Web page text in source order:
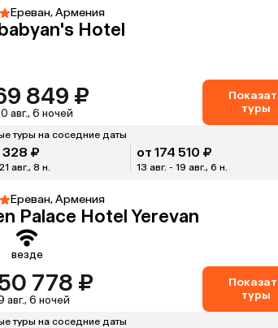
Ереван, Армения
Hotel
849 ₽
авг., 6 ночей
туры
туры на соседние даты
328 ₽
авг., 8 н.
от 174 510 ₽
13 авг. - 19 авг., 6 н.
Ереван, Армения
Palace Hotel Yerevan
везде
778 ₽
авг., 6 ночей
туры
туры на соседние даты